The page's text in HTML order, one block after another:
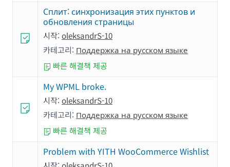
Сплит: cинхронизация этих пунктов и
обновления страницы
시작: oleksandrS-10
카테고리: Поддержка на русском языке
빠른 해결책 제공
My WPML broke.
시작: oleksandrS-10
카테고리: Поддержка на русском языке
빠른 해결책 제공
Problem with YITH WooCommerce Wishlist